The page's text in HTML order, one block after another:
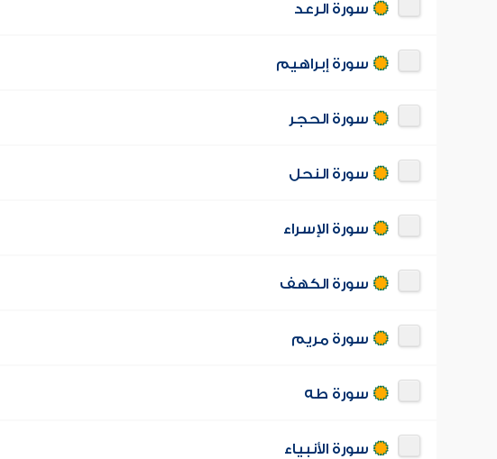
سورة الرعد
سورة إبراهيم
سورة الحجر
سورة النحل
سورة الإسراء
سورة الكهف
سورة مريم
سورة طه
سورة الأنبياء